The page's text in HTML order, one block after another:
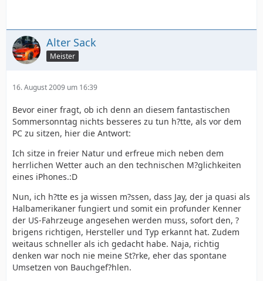
Alter Sack
Meister
16. August 2009 um 16:39
Bevor einer fragt, ob ich denn an diesem fantastischen
Sommersonntag nichts besseres zu tun h?tte, als vor dem
PC zu sitzen, hier die Antwort:
Ich sitze in freier Natur und erfreue mich neben dem
herrlichen Wetter auch an den technischen M?glichkeiten
eines iPhones.:D
Nun, ich h?tte es ja wissen m?ssen, dass Jay, der ja quasi als
Halbamerikaner fungiert und somit ein profunder Kenner
der US-Fahrzeuge angesehen werden muss, sofort den, ?
brigens richtigen, Hersteller und Typ erkannt hat. Zudem
weitaus schneller als ich gedacht habe. Naja, richtig
denken war noch nie meine St?rke, eher das spontane
Umsetzen von Bauchgef?hlen.